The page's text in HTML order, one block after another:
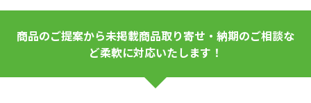
商品のご提案から未掲載商品取り寄せ・納期のご相談な
ど柔軟に対応いたします！